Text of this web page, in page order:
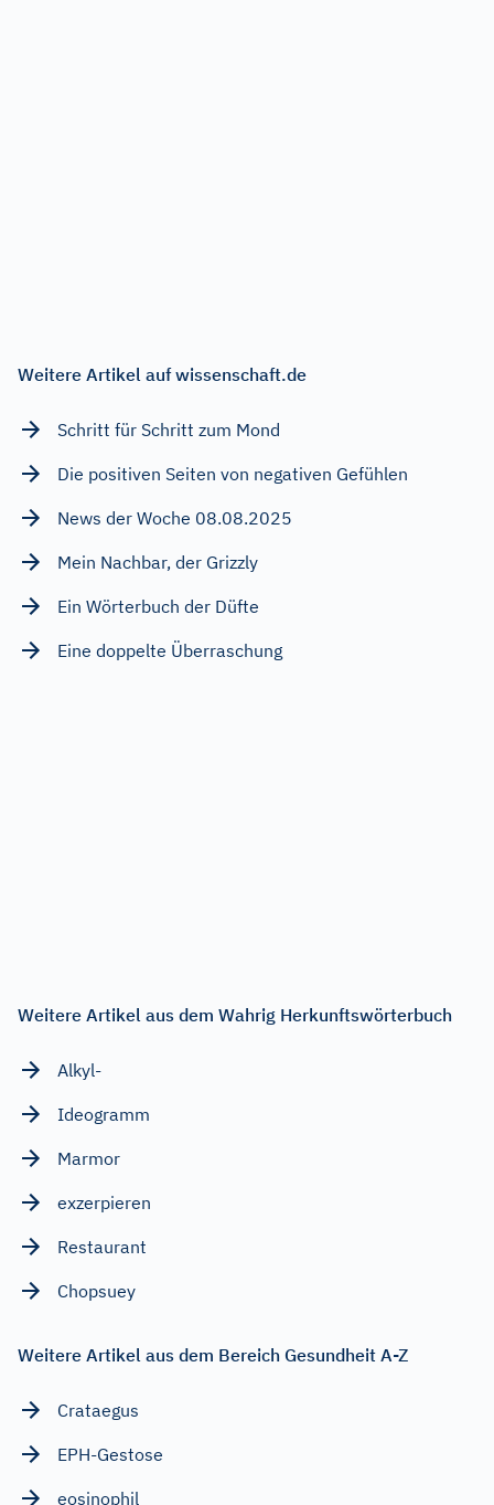
Weitere Artikel auf wissenschaft.de
Schritt für Schritt zum Mond
Die positiven Seiten von negativen Gefühlen
News der Woche 08.08.2025
Mein Nachbar, der Grizzly
Ein Wörterbuch der Düfte
Eine doppelte Überraschung
Weitere Artikel aus dem Wahrig Herkunftswörterbuch
Alkyl-
Ideogramm
Marmor
exzerpieren
Restaurant
Chopsuey
Weitere Artikel aus dem Bereich Gesundheit A-Z
Crataegus
EPH-Gestose
eosinophil